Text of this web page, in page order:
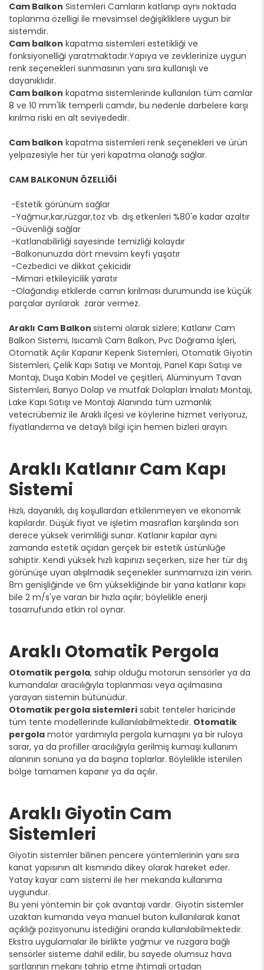
Cam Balkon Sistemleri Camların katlanıp aynı noktada
toplanma özelligi ile mevsimsel değişikliklere uygun bir
sistemdir.
Cam balkon kapatma sistemleri estetikliği ve
fonksiyonelliği yaratmaktadır.Yapıya ve zevklerinize uygun
renk seçenekleri sunmasının yanı sıra kullanışlı ve
dayanıklıdır.
Cam balkon kapatma sistemlerinde kullanılan tüm camlar
8 ve 10 mm'lik temperli camdır, bu nedenle darbelere karşı
kırılma riski en alt seviyededir.
Cam balkon kapatma sistemleri renk seçenekleri ve ürün
yelpazesiyle her tür yeri kapatma olanağı sağlar.
CAM BALKONUN ÖZELLİĞİ
-Estetik görünüm sağlar
-Yağmur,kar,rüzgar,toz vb. dış etkenleri %80'e kadar azaltır
-Güvenliği sağlar
-Katlanabilirliği sayesinde temizliği kolaydır
-Balkonunuzda dört mevsim keyfi yaşatır
-Cezbedici ve dikkat çekicidir
-Mimari etkileyicilik yaratır
-Olağandışı etkilerde camın kırılması durumunda ise küçük
parçalar ayrılarak zarar vermez.
Araklı Cam Balkon sistemi olarak sizlere; Katlanır Cam
Balkon Sistemi, Isıcamlı Cam Balkon, Pvc Doğrama İşleri,
Otomatik Açılır Kapanır Kepenk Sistemleri, Otomatik Giyotin
Sistemleri, Çelik Kapı Satışı ve Montajı, Panel Kapı Satışı ve
Montajı, Duşa Kabin Model ve çeşitleri, Alüminyum Tavan
Sistemleri, Banyo Dolap ve mutfak Dolapları İmalatı Montajı,
Lake Kapı Satışı ve Montajı Alanında tüm uzmanlık
vetecrübemiz ile Araklı ilçesi ve köylerine hizmet veriyoruz,
fiyatlandırma ve detaylı bilgi için hemen bizleri arayın.
Araklı Katlanır Cam Kapı
Sistemi
Hızlı, dayanıklı, dış koşullardan etkilenmeyen ve ekonomik
kapılardır. Düşük fiyat ve işletim masrafları karşılında son
derece yüksek verimliliği sunar. Katlanır kapılar aynı
zamanda estetik açıdan gerçek bir estetik üstünlüğe
sahiptir. Kendi yüksek hızlı kapınızı seçerken, size her tür dış
görünüşe uyan alışılmadık seçenekler sunmamıza izin verin.
8m genişliğinde ve 6m yüksekliğinde bir yana katlanır kapı
bile 2 m/s'ye varan bir hızla açılır; böylelikle enerji
tasarrufunda etkin rol oynar.
Araklı Otomatik Pergola
Otomatik pergola, sahip olduğu motorun sensörler ya da
kumandalar aracılığıyla toplanması veya açılmasına
yarayan sistemin bütünüdür.
Otomatik pergola sistemleri sabit tenteler haricinde
tüm tente modellerinde kullanılabilmektedir. Otomatik
pergola motor yardımıyla pergola kumaşını ya bir ruloya
sarar, ya da profiller aracılığıyla gerilmiş kumaşı kullanım
alanının sonuna ya da başına toplarlar. Böylelikle istenilen
bölge tamamen kapanır ya da açılır.
Araklı Giyotin Cam
Sistemleri
Giyotin sistemler bilinen pencere yöntemlerinin yanı sıra
kanat yapısının alt kısmında dikey olarak hareket eder.
Yatay kayar cam sistemi ile her mekanda kullanıma
uygundur.
Bu yeni yöntemin bir çok avantajı vardır. Giyotin sistemler
uzaktan kumanda veya manuel buton kullanılarak kanat
açıklığı pozisyonunu istediğini oranda kullanılabilmektedir.
Ekstra uygulamalar ile birlikte yağmur ve rüzgara bağlı
sensörler sisteme dahil edilir, bu sayede olumsuz hava
şartlarının mekanı tahrip etme ihtimali ortadan